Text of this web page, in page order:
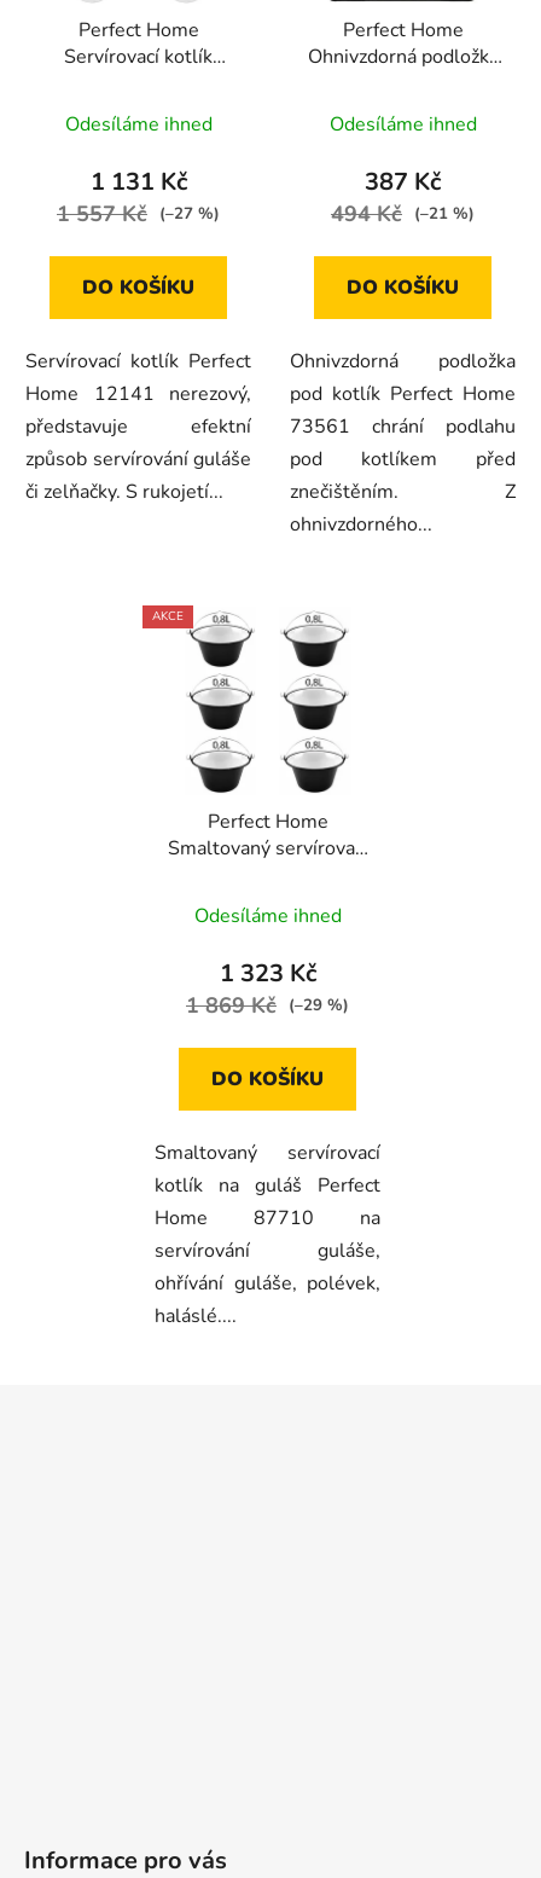
Perfect Home
Servírovací kotlík
12141
Odesíláme ihned
1 131 Kč
1 557 Kč (–27 %)
DO KOŠÍKU
Servírovací kotlík Perfect
Home 12141 nerezový,
představuje efektní
způsob servírování guláše
či zelňačky. S rukojetí...
Perfect Home
Ohnivzdorná podložka
černá, 73561
Odesíláme ihned
387 Kč
494 Kč (–21 %)
DO KOŠÍKU
Ohnivzdorná podložka
pod kotlík Perfect Home
73561 chrání podlahu
pod kotlíkem před
znečištěním. Z
ohnivzdorného...
AKCE
Perfect Home
Smaltovaný servírovací
87710
Odesíláme ihned
1 323 Kč
1 869 Kč (–29 %)
DO KOŠÍKU
Smaltovaný servírovací
kotlík na guláš Perfect
Home 87710 na
servírování guláše,
ohřívání guláše, polévek,
haláslé....
Informace pro vás